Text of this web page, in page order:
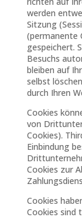
werden
Sitzung
(permanente
gespeichert.
Besuchs
bleiben auf
selbst
durch Ihren
Cookies
von
Cookies).
Einbindung
Cookies zur
Cookies
Cookies sind